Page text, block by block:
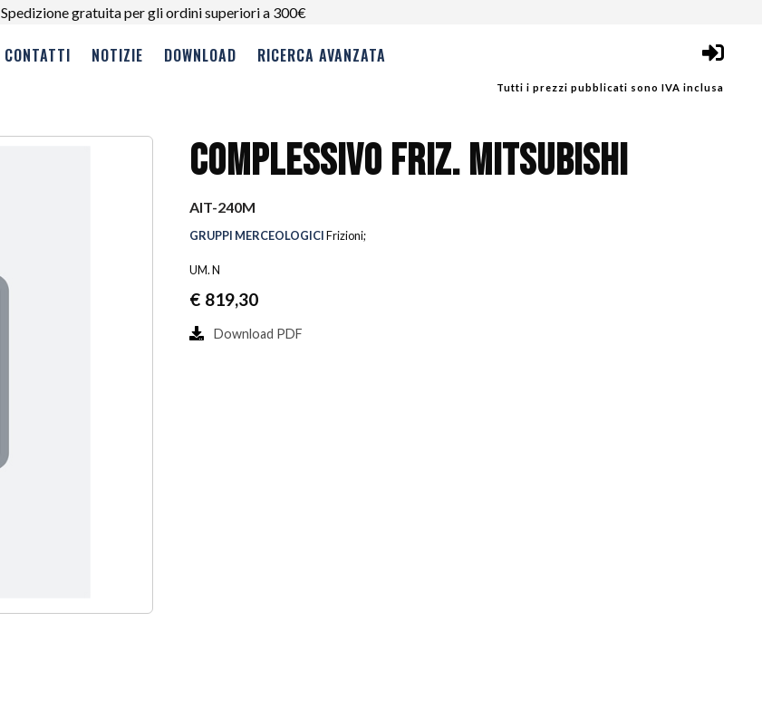
Spedizione gratuita per gli ordini superiori a 300€
Tutti i prezzi pubblicati sono IVA inclusa
CONTATTI NOTIZIE DOWNLOAD RICERCA AVANZATA
COMPLESSIVO FRIZ. MITSUBISHI
AIT-240M
GRUPPI MERCEOLOGICIFrizioni
UM. N
Download PDF
€ 819,30